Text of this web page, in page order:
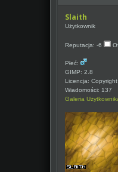
Slaith
Użytkownik
Reputacja: -6
Płeć:
GIMP: 2.8
Licencja: Copyright
Wiadomości: 137
Galeria